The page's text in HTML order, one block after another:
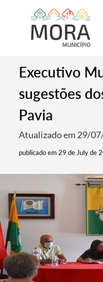
Executivo
sugestões
Pavia
Atualizado em 29/
publicado em 29 de July de